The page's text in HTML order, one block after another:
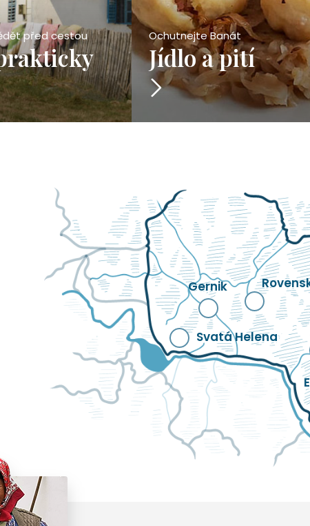
před cestou Ochutnejte Banát
Jídlo a pití
Svatá Helena
Gernik